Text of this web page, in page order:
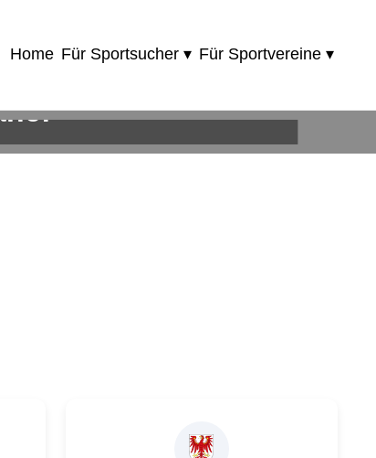
Home Für Sportsucher ▾ Für Sportvereine ▾